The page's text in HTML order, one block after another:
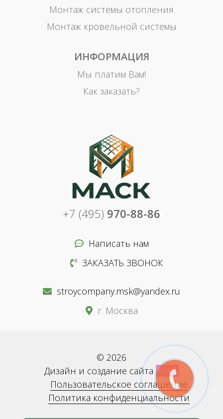
Монтаж системы отопления
Монтаж кровельной системы
ИНФОРМАЦИЯ
Мы платим Вам!
Как заказать?
+7 (495) 970-88-86
Написать нам
ЗАКАЗАТЬ ЗВОНОК
stroycompany.msk@yandex.ru
г. Москва
© 2026
Дизайн и создание сайтаBWS
Пользовательское соглашение
Политика конфиденциальности